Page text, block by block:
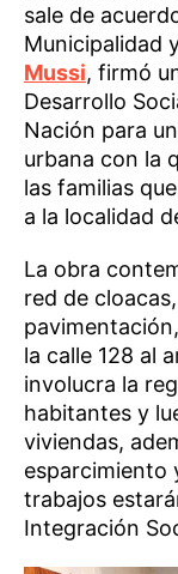
sale de
Municipalidad
Mussi, firmó
Desarrollo
Nación para
urbana con la
las familias
a la localidad
La obra
red de
la calle 128 al
involucra la
habitantes y
viviendas,
esparcimiento
trabajos
Integración